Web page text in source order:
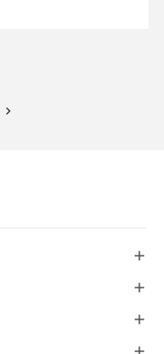



